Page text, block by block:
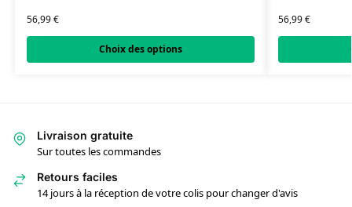
56,99€
Choix des options
56,99€
Livraison gratuite
Sur toutes les commandes
Retours faciles
14 jours à la réception de votre colis pour changer d'avis